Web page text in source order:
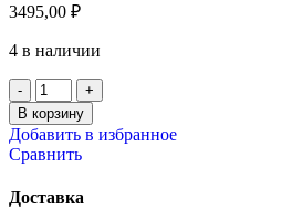
3495,00 ₽
4 в наличии
В корзину
Добавить в избранное
Сравнить
Доставка